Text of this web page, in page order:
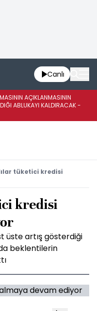
Canlı
AÇIKLANMASININ
ABLUKAYI KALDIRACAK -
tüketici kredisi
kredisi
üste artış gösterdiği
beklentilerin